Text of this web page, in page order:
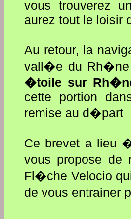
vous trouverez
aurez tout le loisir
Au retour, la
vall�e du Rh�ne
�toile sur
cette portion
remise au d�part
Ce brevet a lieu
vous propose de
Fl�che Velocio
de vous entrainer